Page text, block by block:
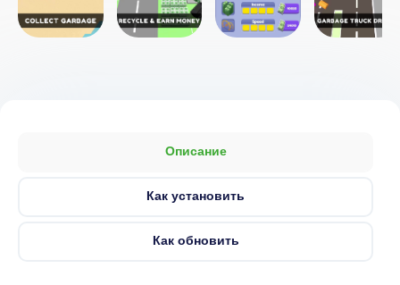
Описание
Как установить
Как обновить